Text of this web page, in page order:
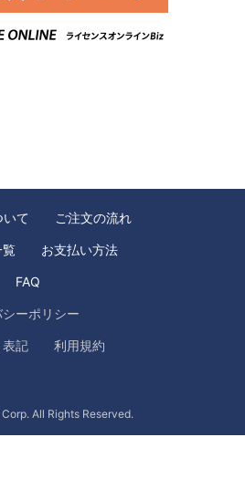
いて ご注文の流れ
覧 お支払い方法
FAQ
ーポリシー
記 利用規約
All Rights Reserved.